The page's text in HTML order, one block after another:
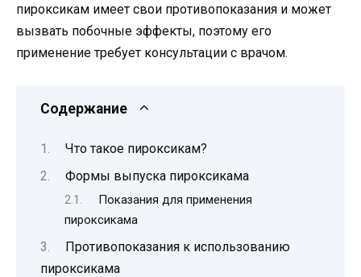
пироксикам имеет свои противопоказания и может
вызвать побочные эффекты, поэтому его
применение требует консультации с врачом.
Содержание
Что такое пироксикам?
Формы выпуска пироксикама
Показания для применения
пироксикама
Противопоказания к использованию
пироксикама